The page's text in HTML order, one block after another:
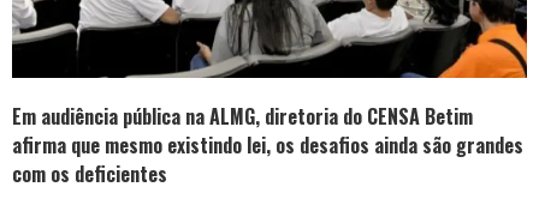
Em audiência pública na ALMG, diretoria do CENSA Betim
afirma que mesmo existindo lei, os desafios ainda são grandes
com os deficientes